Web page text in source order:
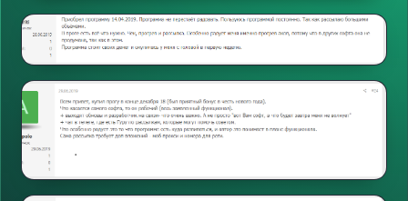
论坛 打开
论坛 打开
论坛 打开